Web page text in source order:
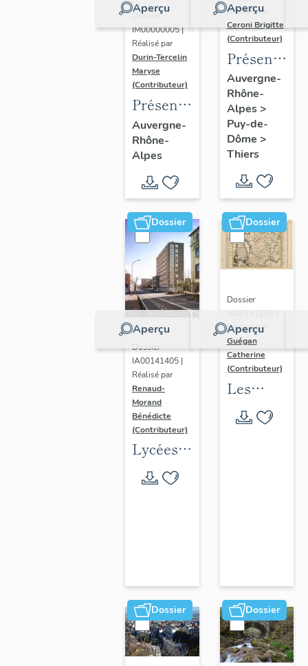
Aperçu
Dossier
IM00000005 |
Réalisé par
Durin-Tercelin
Maryse
(Contributeur)
Présentation
de
l’opération
tissus et
ornements
liturgiques
en
Auvergne
Auvergne-
Rhône-
Alpes
Aperçu
Réalisé par
Ceroni Brigitte
(Contributeur)
de
l'enquête
thématique
régionale
"Pentes
de la
commune
de
Thiers"
Auvergne-
Rhône-
Alpes>
Puy-de-
Dôme >
Thiers
Dossier
Aperçu
Dossier
IA00141405 |
Réalisé par
Renaud-
Morand
Bénédicte
(Contributeur)
Lycées
publics
en
Dossier
Aperçu
Dossier
IA00141292 |
Réalisé par
Guégan
Catherine
(Contributeur)
Les
collèges
jésuites
Rhône-
Alpes
(DOSSIER
EN
COURS)
Dossier Dossier